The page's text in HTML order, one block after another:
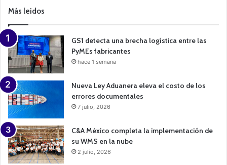
a
n
Más leidos
GS1 detecta una brecha logística entre las
PyMEs fabricantes
hace 1 semana
Nueva Ley Aduanera eleva el costo de los
errores documentales
7 julio, 2026
C&A México completa la implementación de
su WMS en la nube
2 julio, 2026